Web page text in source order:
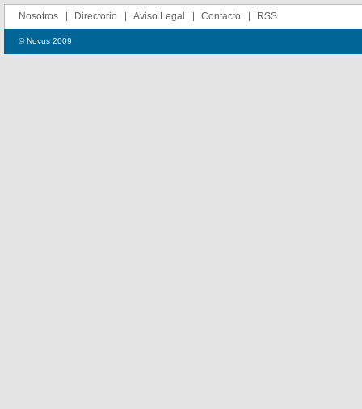
Nosotros Directorio Aviso Legal Contacto RSS
© Novus 2009